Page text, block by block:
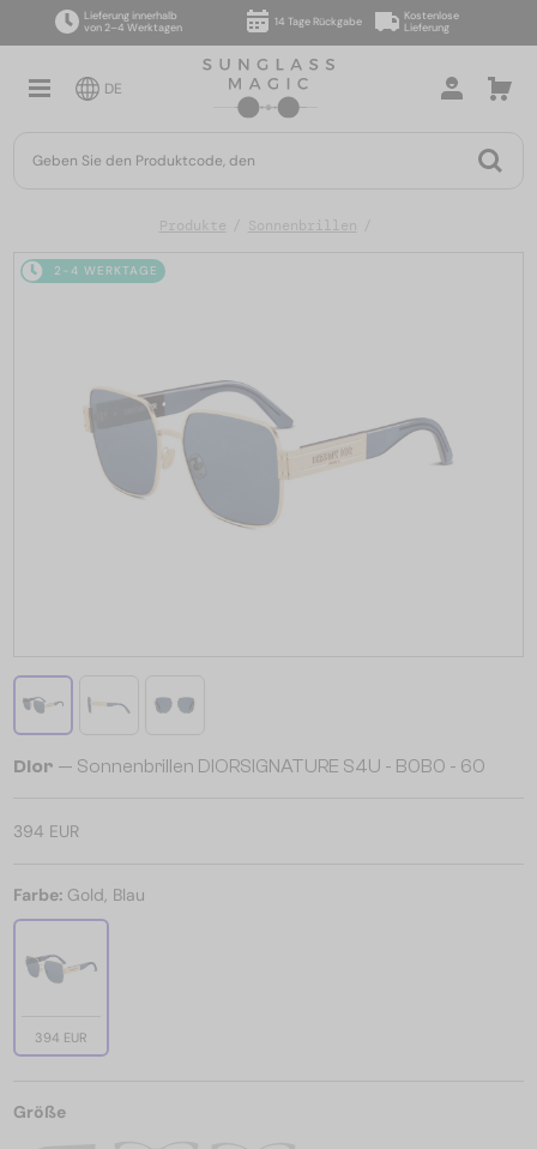
Lieferung innerhalb
von 2–4 Werktagen
14 Tage Rückgabe
Kostenlose
Lieferung
DE
Produkte Sonnenbrillen
2-4 WERKTAGE
Dior — Sonnenbrillen DIORSIGNATURE S4U - B0B0 - 60
394 EUR
Farbe: Gold, Blau
394 EUR
Größe